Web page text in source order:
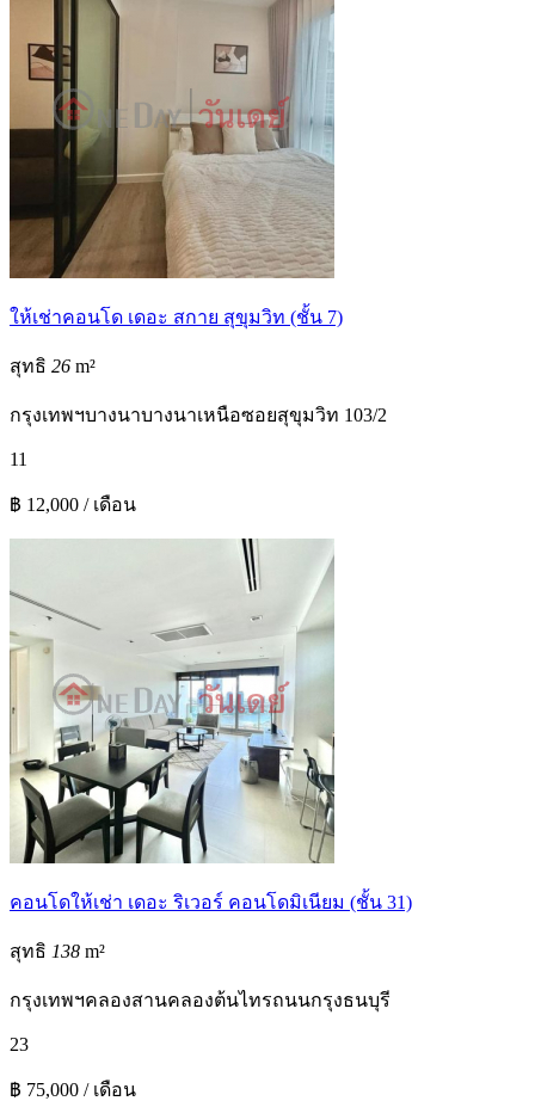
ให้เช่าคอนโด เดอะ สกาย สุขุมวิท (ชั้น 7)
สุทธิ 26 m²
กรุงเทพฯบางนาบางนาเหนือซอยสุขุมวิท 103/2
11
฿ 12,000 / เดือน
คอนโดให้เช่า เดอะ ริเวอร์ คอนโดมิเนียม (ชั้น 31)
สุทธิ 138 m²
กรุงเทพฯคลองสานคลองต้นไทรถนนกรุงธนบุรี
23
฿ 75,000 / เดือน